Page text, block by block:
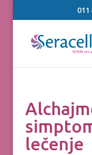
011
lečenje